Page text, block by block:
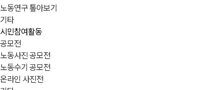
노동연구 톺아보기
기타
시민참여활동
공모전
노동사진 공모전
노동수기 공모전
온라인 사진전